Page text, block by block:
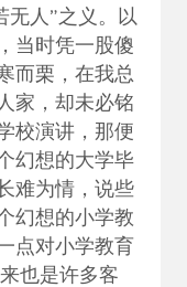
无人”之义。以
当时凭一股傻
而栗，在我总
家，却未必铭
校演讲，那便
幻想的大学毕
难为情，说些
幻想的小学教
点对小学教育
也是许多客